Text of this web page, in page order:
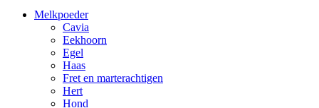
Melkpoeder
Cavia
Eekhoorn
Egel
Haas
Fret en marterachtigen
Hert
Hond